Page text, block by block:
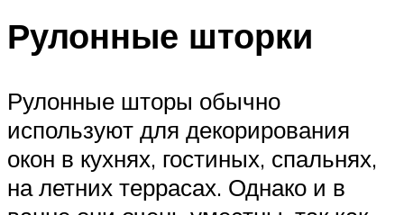
Рулонные шторки
Рулонные шторы обычно
используют для декорирования
окон в кухнях, гостиных, спальнях,
на летних террасах. Однако и в